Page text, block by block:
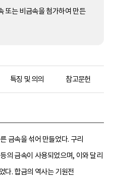
또는 비금속을 첨가하여 만든
특징 및 의의 참고문헌
금속을 섞어 만들었다. 구리
의 금속이 사용되었으며, 이와 달리
다. 합금의 역사는 기원전